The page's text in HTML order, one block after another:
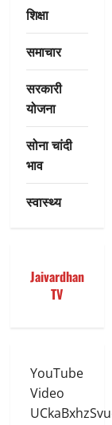
शिक्षा
समाचार
सरकारी
योजना
सोना चांदी
भाव
स्वास्थ्य
Jaivardhan
TV
YouTube
Video